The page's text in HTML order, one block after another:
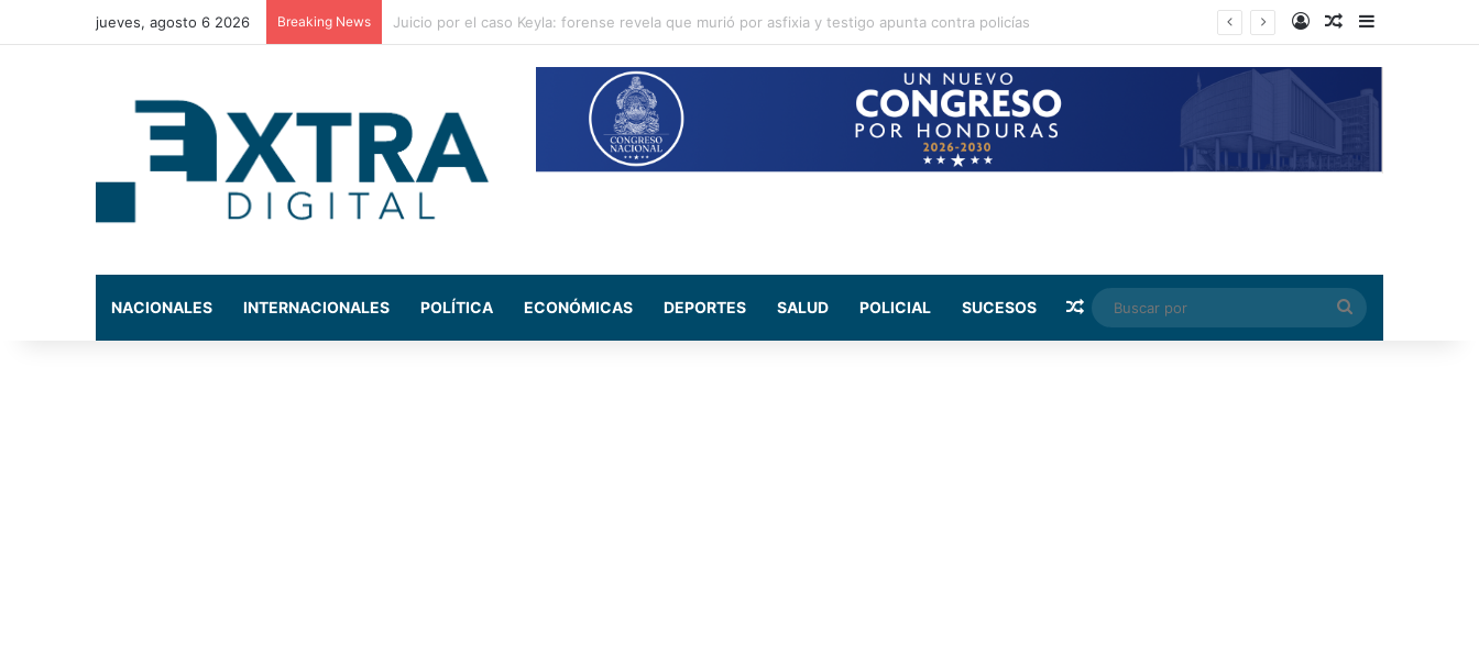
jueves, agosto 6 2026 Breaking News Conductor muere en instalaciones de la DNVT tras accidente de tránsito Log InRandom Article
Sidebar
NACIONALES INTERNACIONALES POLÍTICA ECONÓMICAS DEPORTES SALUD POLICIAL SUCESOS Random Article
Buscar
por